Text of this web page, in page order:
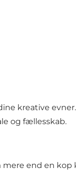
kreative
og fællesskab.
end en kop